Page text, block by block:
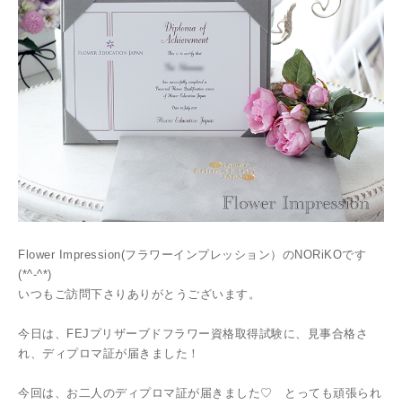
Flower Impression(フラワーインプレッション）のNORiKOです
(*^-^*)
いつもご訪問下さりありがとうございます。
今日は、FEJプリザーブドフラワー資格取得試験に、見事合格さ
れ、ディプロマ証が届きました！
今回は、お二人のディプロマ証が届きました♡ とっても頑張られ